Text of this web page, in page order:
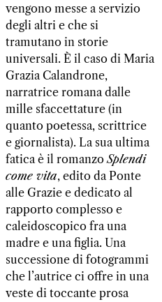
vengono messe a servizio
degli altri e che si
tramutano in storie
universali. È il caso di Maria
Grazia Calandrone,
narratrice romana dalle
mille sfaccettature (in
quanto poetessa, scrittrice
e giornalista). La sua ultima
fatica è il romanzoSplendi
come vita, edito da Ponte
alle Grazie e dedicato al
rapporto complesso e
caleidoscopico fra una
madre e una figlia. Una
successione di fotogrammi
che l’autrice ci offre in una
veste di toccante prosa